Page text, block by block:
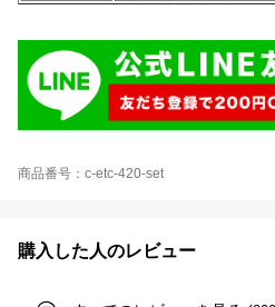
商品番号：c-etc-420-set
購入した人のレビュー